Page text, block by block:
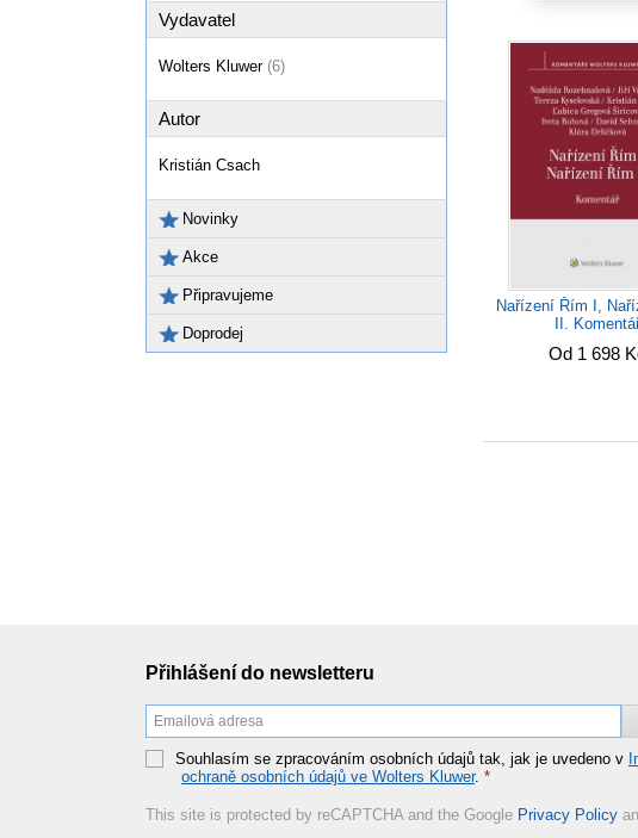
Nařízení Řím I,
II.
Od 1 698
Vydavatel
Wolters Kluwer (6)
Autor
Kristián Csach
Novinky
Akce
Připravujeme
Doprodej
Přihlášení do newsletteru
Souhlasím se zpracováním osobních údajů tak, jak je uvedeno v
ochraně osobních údajů ve Wolters Kluwer. *
This site is protected by reCAPTCHA and the Google Privacy Policy